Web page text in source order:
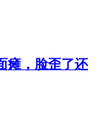
瘫，脸歪了还